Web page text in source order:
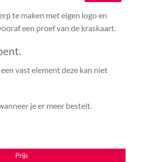
te maken met eigen logo en
een proef van de kraskaart.
vast element deze kan niet
je er meer bestelt.
Prijs